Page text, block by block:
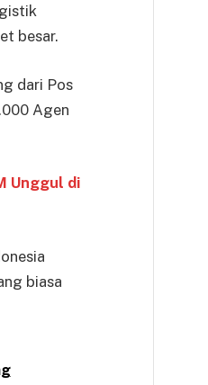
besar.
dari Pos
Agen
Unggul di
biasa